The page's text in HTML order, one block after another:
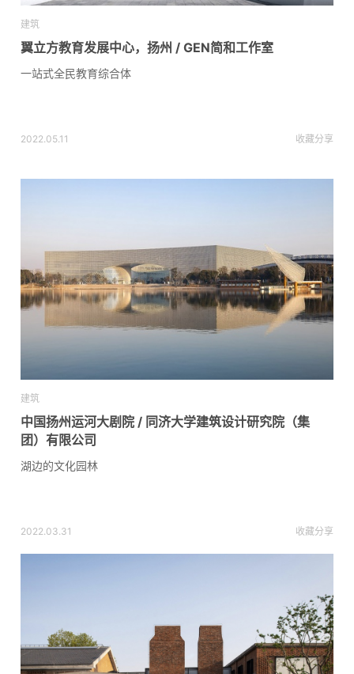
建筑
翼立方教育发展中心，扬州 / GEN简和工作室
一站式全民教育综合体
2022.05.11 收藏分享
建筑
中国扬州运河大剧院 / 同济大学建筑设计研究院（集
团）有限公司
湖边的文化园林
2022.03.31 收藏分享